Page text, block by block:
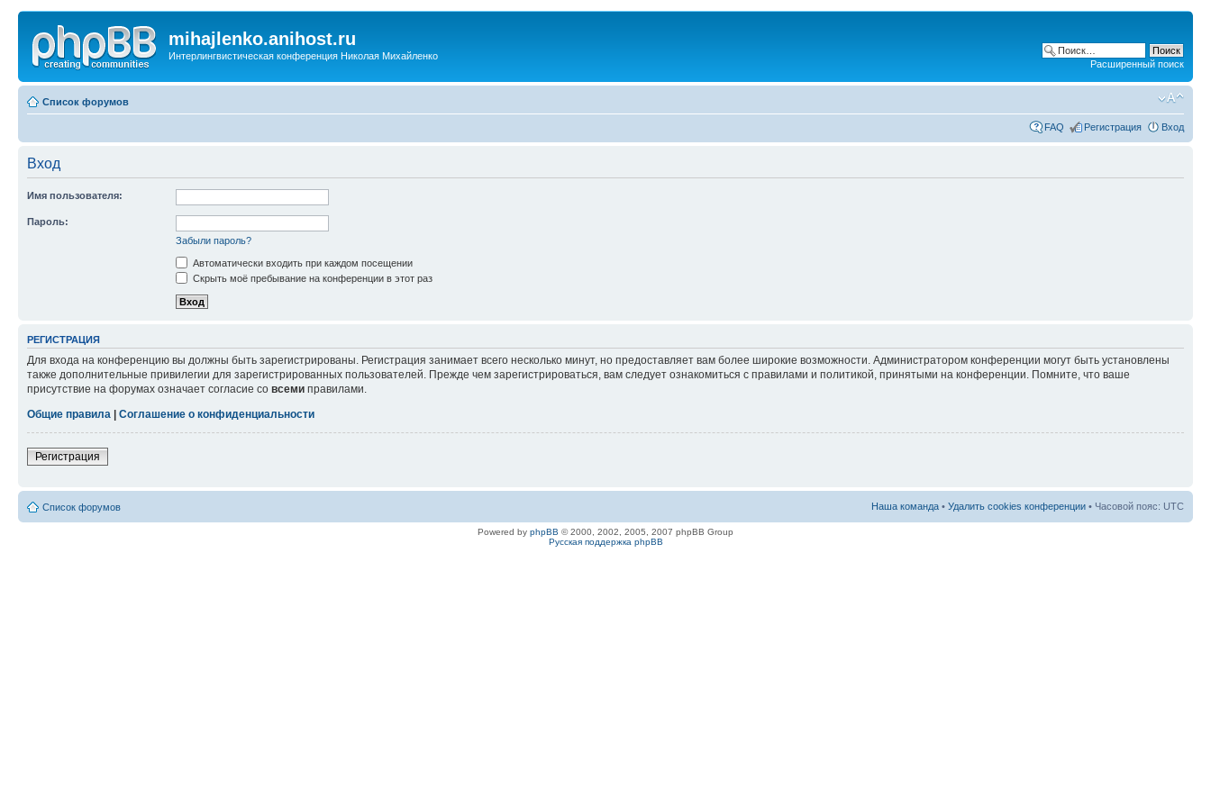
mihajlenko.anihost.ru
Интерлингвистическая конференция Николая Михайленко
Расширенный поиск
Список форумов
FAQ Регистрация Вход
Вход
Имя пользователя:
Пароль:
Забыли пароль?
Автоматически входить при каждом посещении
Скрыть моё пребывание на конференции в этот раз
РЕГИСТРАЦИЯ
Для входа на конференцию вы должны быть зарегистрированы. Регистрация занимает всего несколько минут, но предоставляет вам более широкие возможности. Администратором конференции могут быть установлены
также дополнительные привилегии для зарегистрированных пользователей. Прежде чем зарегистрироваться, вам следует ознакомиться с правилами и политикой, принятыми на конференции. Помните, что ваше
присутствие на форумах означает согласие со всеми правилами.
Общие правила
Соглашение о конфиденциальности
Регистрация
Список форумов Наша команда • Удалить cookies конференции • Часовой пояс: UTC
Powered by phpBB © 2000, 2002, 2005, 2007 phpBB Group
Русская поддержка phpBB